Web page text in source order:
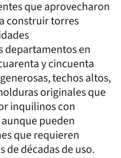
que aprovecharon
construir torres
departamentos en
y cincuenta
techos altos,
originales que
inquilinos con
pueden
que requieren
de décadas de uso.